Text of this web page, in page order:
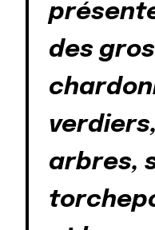
des
arbres,